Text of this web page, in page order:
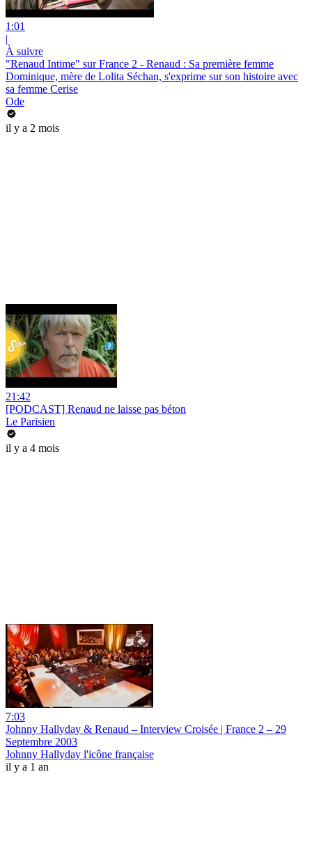
1:01
|
À suivre
"Renaud Intime" sur France 2 - Renaud : Sa première femme
Dominique, mère de Lolita Séchan, s'exprime sur son histoire avec
sa femme Cerise
Ode
il y a 2 mois
21:42
[PODCAST] Renaud ne laisse pas béton
Le Parisien
il y a 4 mois
7:03
Johnny Hallyday & Renaud – Interview Croisée | France 2 – 29
Septembre 2003
Johnny Hallyday l'icône française
il y a 1 an